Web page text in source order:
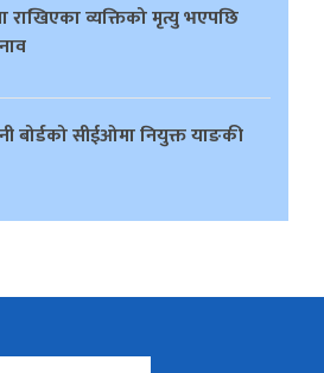
राखिएका व्यक्तिको मृत्यु भएपछि
बोर्डको सीईओमा नियुक्त याङकी